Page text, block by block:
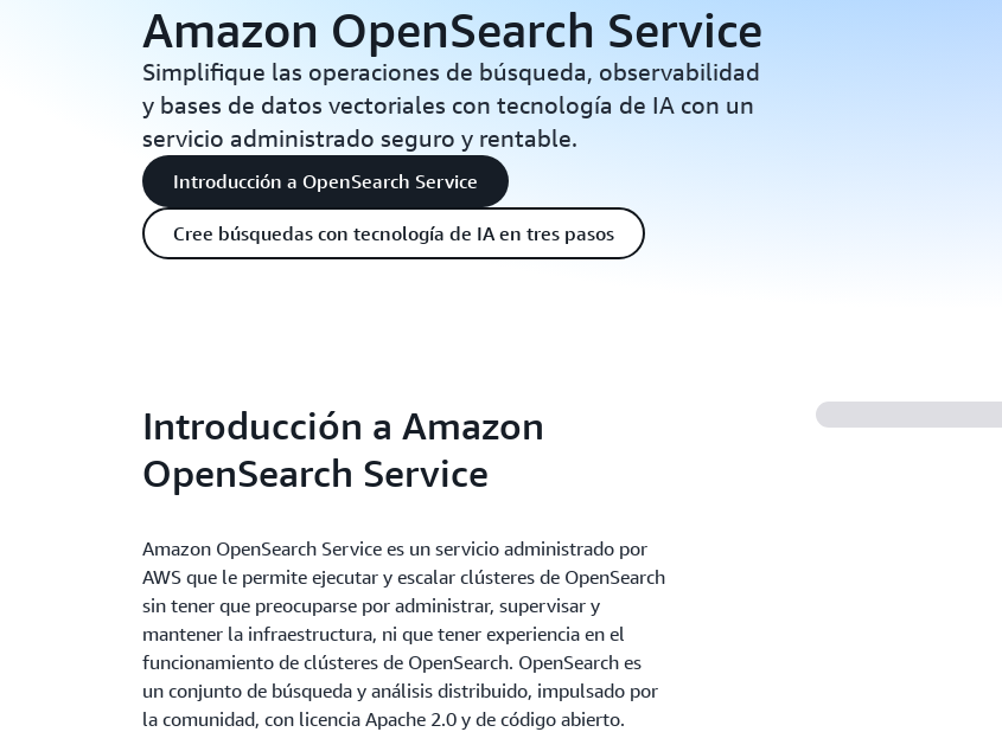
Amazon OpenSearch Service
Simplifique las operaciones de búsqueda, observabilidad
y bases de datos vectoriales con tecnología de IA con un
servicio administrado seguro y rentable.
Introducción a OpenSearch Service
Cree búsquedas con tecnología de IA en tres pasos
Introducción a Amazon
OpenSearch Service
Amazon OpenSearch Service es un servicio administrado por
AWS que le permite ejecutar y escalar clústeres de OpenSearch
sin tener que preocuparse por administrar, supervisar y
mantener la infraestructura, ni que tener experiencia en el
funcionamiento de clústeres de OpenSearch. OpenSearch es
un conjunto de búsqueda y análisis distribuido, impulsado por
la comunidad, con licencia Apache 2.0 y de código abierto.